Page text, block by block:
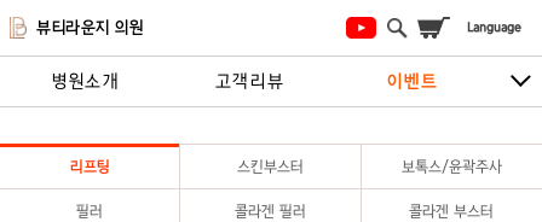
뷰티라운지 의원
병원소개 고객리뷰 이벤트
리프팅 스킨부스터 보톡스/윤곽주사
필러 콜라겐 필러 콜라겐 부스터